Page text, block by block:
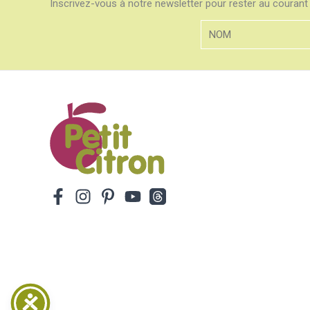
Inscrivez-vous à notre newsletter pour rester au